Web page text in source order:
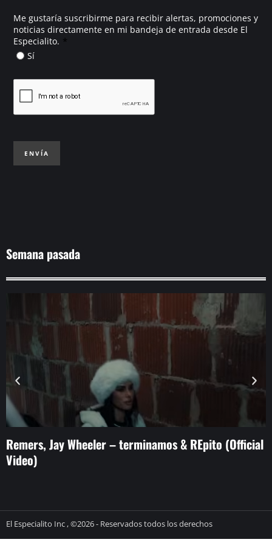
Me gustaría suscribirme para recibir alertas, promociones y
noticias directamente en mi bandeja de entrada desde El
Especialito. *
Sí
ENVÍA
Semana pasada
Remers, Jay Wheeler – terminamos & REpito (Official
Video)
El Especialito Inc , ©2026 - Reservados todos los derechos